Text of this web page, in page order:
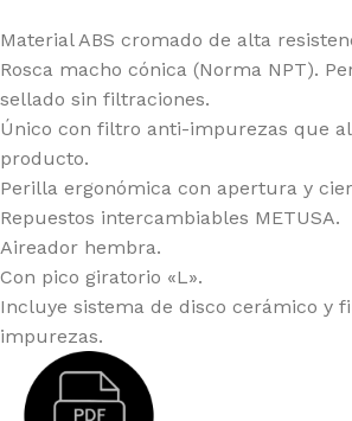
Material ABS cromado de alta
Rosca macho cónica (Norma NPT).
sellado sin filtraciones.
Único con filtro anti-impurezas que
producto.
Perilla ergonómica con apertura y
Repuestos intercambiables METUSA.
Aireador hembra.
Con pico giratorio «L».
Incluye sistema de disco cerámico y
impurezas.